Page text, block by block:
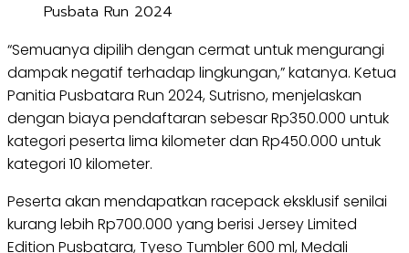
Pusbata Run 2024
“Semuanya dipilih dengan cermat untuk mengurangi
dampak negatif terhadap lingkungan,” katanya. Ketua
Panitia Pusbatara Run 2024, Sutrisno, menjelaskan
dengan biaya pendaftaran sebesar Rp350.000 untuk
kategori peserta lima kilometer dan Rp450.000 untuk
kategori 10 kilometer.
Peserta akan mendapatkan racepack eksklusif senilai
kurang lebih Rp700.000 yang berisi Jersey Limited
Edition Pusbatara, Tyeso Tumbler 600 ml, Medali